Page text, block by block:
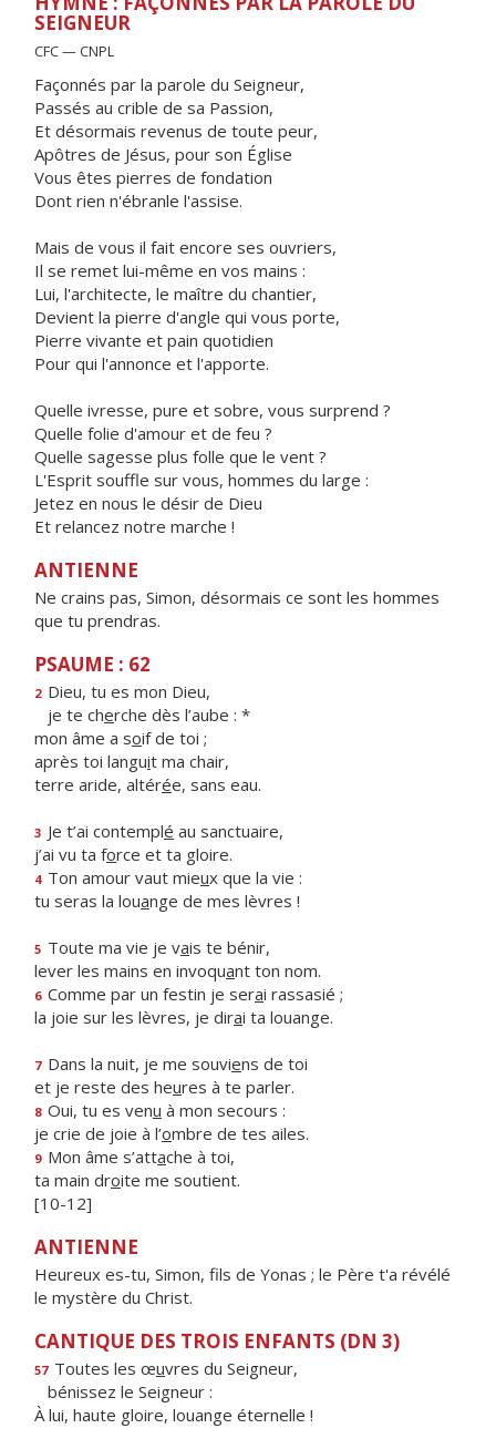
SEIGNEUR
CFC — CNPL
Façonnés par la parole du Seigneur,
Passés au crible de sa Passion,
Et désormais revenus de toute peur,
Apôtres de Jésus, pour son Église
Vous êtes pierres de fondation
Dont rien n'ébranle l'assise.
Mais de vous il fait encore ses ouvriers,
Il se remet lui-même en vos mains :
Lui, l'architecte, le maître du chantier,
Devient la pierre d'angle qui vous porte,
Pierre vivante et pain quotidien
Pour qui l'annonce et l'apporte.
Quelle ivresse, pure et sobre, vous surprend ?
Quelle folie d'amour et de feu ?
Quelle sagesse plus folle que le vent ?
L'Esprit souffle sur vous, hommes du large :
Jetez en nous le désir de Dieu
Et relancez notre marche !
ANTIENNE
Ne crains pas, Simon, désormais ce sont les hommes
que tu prendras.
PSAUME : 62
2 Dieu, tu es mon Dieu,
je te cherche dès l’aube : *
mon âme a soif de toi ;
après toi languit ma chair,
terre aride, altérée, sans eau.
3 Je t’ai contemplé au sanctuaire,
j’ai vu ta force et ta gloire.
4 Ton amour vaut mieux que la vie :
tu seras la louange de mes lèvres !
5 Toute ma vie je vais te bénir,
lever les mains en invoquant ton nom.
6 Comme par un festin je serai rassasié ;
la joie sur les lèvres, je dirai ta louange.
7 Dans la nuit, je me souviens de toi
et je reste des heures à te parler.
8 Oui, tu es venu à mon secours :
je crie de joie à l’ombre de tes ailes.
9 Mon âme s’attache à toi,
ta main droite me soutient.
[10-12]
ANTIENNE
Heureux es-tu, Simon, fils de Yonas ; le Père t'a révélé
le mystère du Christ.
CANTIQUE DES TROIS ENFANTS (DN 3)
57 Toutes les œuvres du Seigneur,
bénissez le Seigneur :
À lui, haute gloire, louange éternelle !